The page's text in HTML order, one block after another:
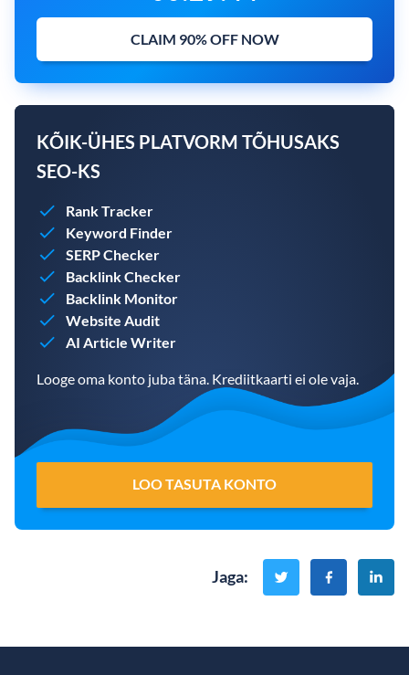
CLAIM 90% OFF NOW
KÕIK-ÜHES PLATVORM TÕHUSAKS
SEO-KS
Rank Tracker
Keyword Finder
SERP Checker
Backlink Checker
Backlink Monitor
Website Audit
AI Article Writer
Looge oma konto juba täna. Krediitkaarti ei ole vaja.
LOO TASUTA KONTO
Jaga: